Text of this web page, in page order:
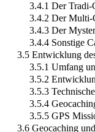
3.4.1 Der Tradi-
3.4.2 Der Multi-
3.4.3 Der
3.4.4 Sonstige
3.5 Entwicklung
3.5.1 Umfang
3.5.2
3.5.3
3.5.4
3.5.5 GPS
3.6 Geocaching